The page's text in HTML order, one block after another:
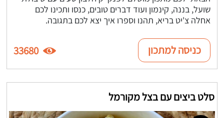
שועל, בננה, קינמון ועוד דברים טובים, כנסו ותכינו לכם
אחלה צ'יט בריא, תהנו וספרו איך יצא לכם בתגובה.
כניסה למתכון 33680
סלט ביצים עם בצל מקורמל